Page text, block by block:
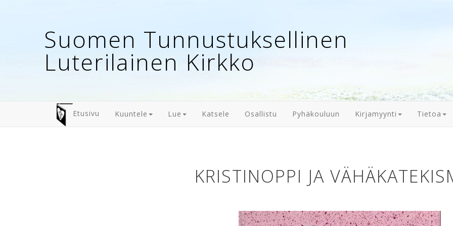
Suomen Tunnustuksellinen
Luterilainen Kirkko
Etusivu Kuuntele Lue Katsele Osallistu Pyhäkouluun Kirjamyynti Tietoa
KRISTINOPPI JA